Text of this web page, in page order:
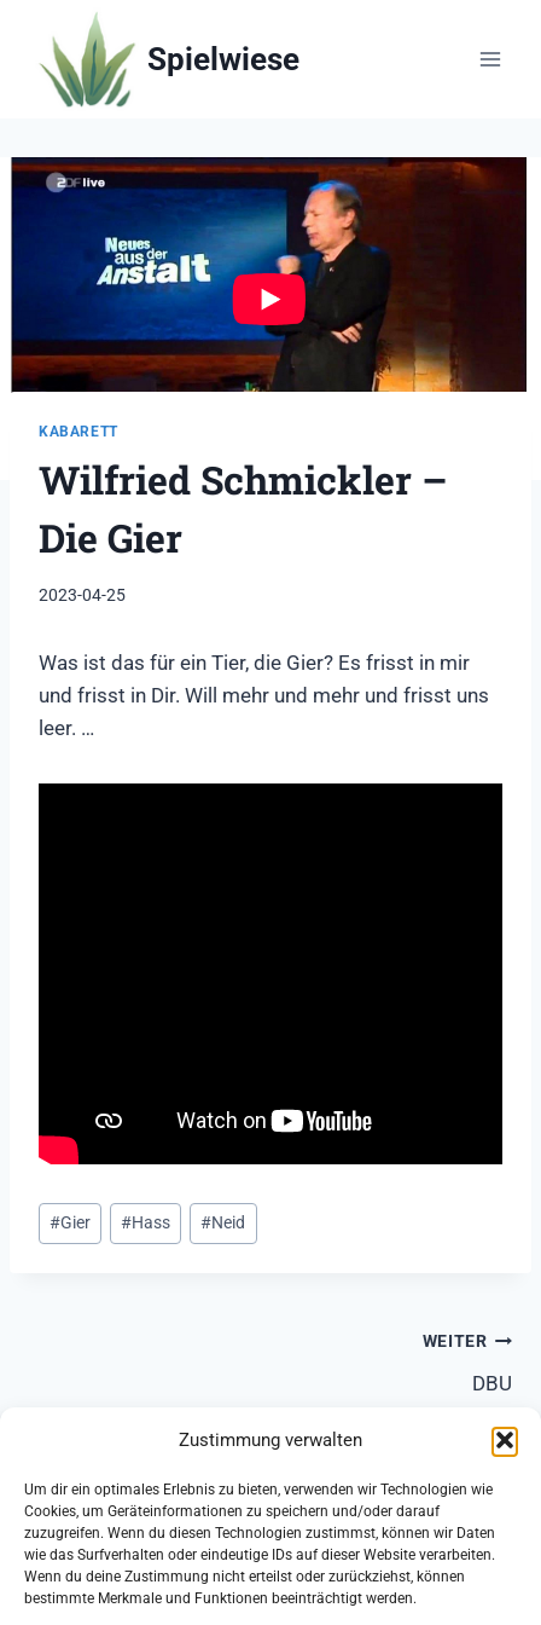
Zustimmung verwalten
Um dir ein optimales Erlebnis zu bieten, verwenden wir Technologien wie
Cookies, um Geräteinformationen zu speichern und/oder darauf
zuzugreifen. Wenn du diesen Technologien zustimmst, können wir Daten
wie das Surfverhalten oder eindeutige IDs auf dieser Website verarbeiten.
Wenn du deine Zustimmung nicht erteilst oder zurückziehst, können
bestimmte Merkmale und Funktionen beeinträchtigt werden.
springen
Spielwiese
KABARETT
Wilfried Schmickler –
Die Gier
2023-04-25
Was ist das für ein Tier, die Gier? Es frisst in mir
und frisst in Dir. Will mehr und mehr und frisst uns
leer. …
Schlagworte:
#Gier #Hass #Neid
WEITER
DBU
Impressum
Datenschutz
Cookie-Richtlinie (EU)